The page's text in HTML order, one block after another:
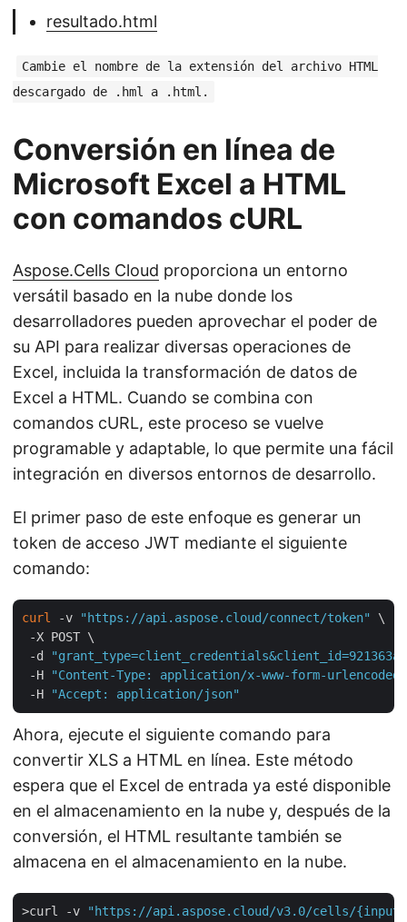
resultado.html
Cambie el nombre de la extensión del archivo HTML
descargado de .hml a .html.
Conversión en línea de
Microsoft Excel a HTML
con comandos cURL
Aspose.Cells Cloud proporciona un entorno
versátil basado en la nube donde los
desarrolladores pueden aprovechar el poder de
su API para realizar diversas operaciones de
Excel, incluida la transformación de datos de
Excel a HTML. Cuando se combina con
comandos cURL, este proceso se vuelve
programable y adaptable, lo que permite una fácil
integración en diversos entornos de desarrollo.
El primer paso de este enfoque es generar un
token de acceso JWT mediante el siguiente
comando:
curl -v "https://api.aspose.cloud/connect/token"
\
-X POST \
-d
"grant_type=client_credentials&client_id=921363a8-
-H
"Content-Type: application/x-www-form-urlencoded"
-H
"Accept: application/json"
Ahora, ejecute el siguiente comando para
convertir XLS a HTML en línea. Este método
espera que el Excel de entrada ya esté disponible
en el almacenamiento en la nube y, después de la
conversión, el HTML resultante también se
almacena en el almacenamiento en la nube.
>curl -v "https://api.aspose.cloud/v3.0/cells/